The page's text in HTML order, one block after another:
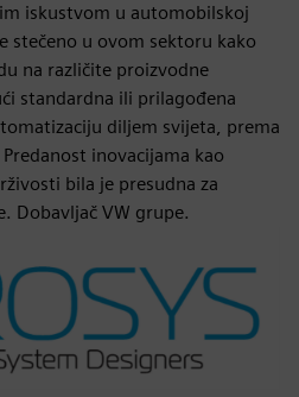
iskustvom u automobilskoj
stečeno u ovom sektoru kako
na različite proizvodne
standardna ili prilagođena
diljem svijeta, prema
inovacijama kao
bila je presudna za
Dobavljač VW grupe.